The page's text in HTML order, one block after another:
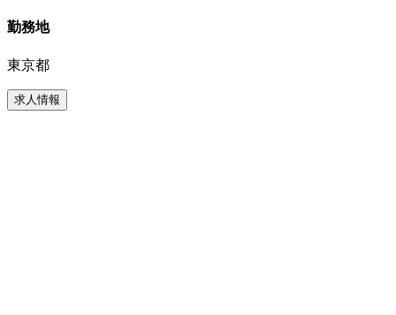
勤務地
東京都
求人情報